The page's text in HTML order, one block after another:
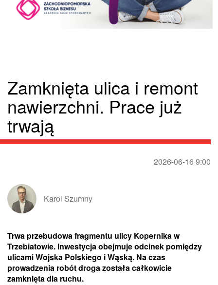
Zamknięta ulica i remont
nawierzchni. Prace już
trwają
2026-06-16 9:00
Karol Szumny
Trwa przebudowa fragmentu ulicy Kopernika w
Trzebiatowie. Inwestycja obejmuje odcinek pomiędzy
ulicami Wojska Polskiego i Wąską. Na czas
prowadzenia robót droga została całkowicie
zamknięta dla ruchu.